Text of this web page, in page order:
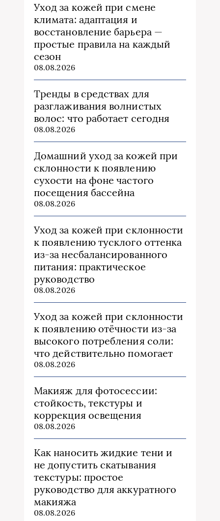
Уход за кожей при смене
климата: адаптация и
восстановление барьера —
простые правила на каждый
сезон
08.08.2026
Тренды в средствах для
разглаживания волнистых
волос: что работает сегодня
08.08.2026
Домашний уход за кожей при
склонности к появлению
сухости на фоне частого
посещения бассейна
08.08.2026
Уход за кожей при склонности
к появлению тусклого оттенка
из‑за несбалансированного
питания: практическое
руководство
08.08.2026
Уход за кожей при склонности
к появлению отёчности из‑за
высокого потребления соли:
что действительно помогает
08.08.2026
Макияж для фотосессии:
стойкость, текстуры и
коррекция освещения
08.08.2026
Как наносить жидкие тени и
не допустить скатывания
текстуры: простое
руководство для аккуратного
макияжа
08.08.2026